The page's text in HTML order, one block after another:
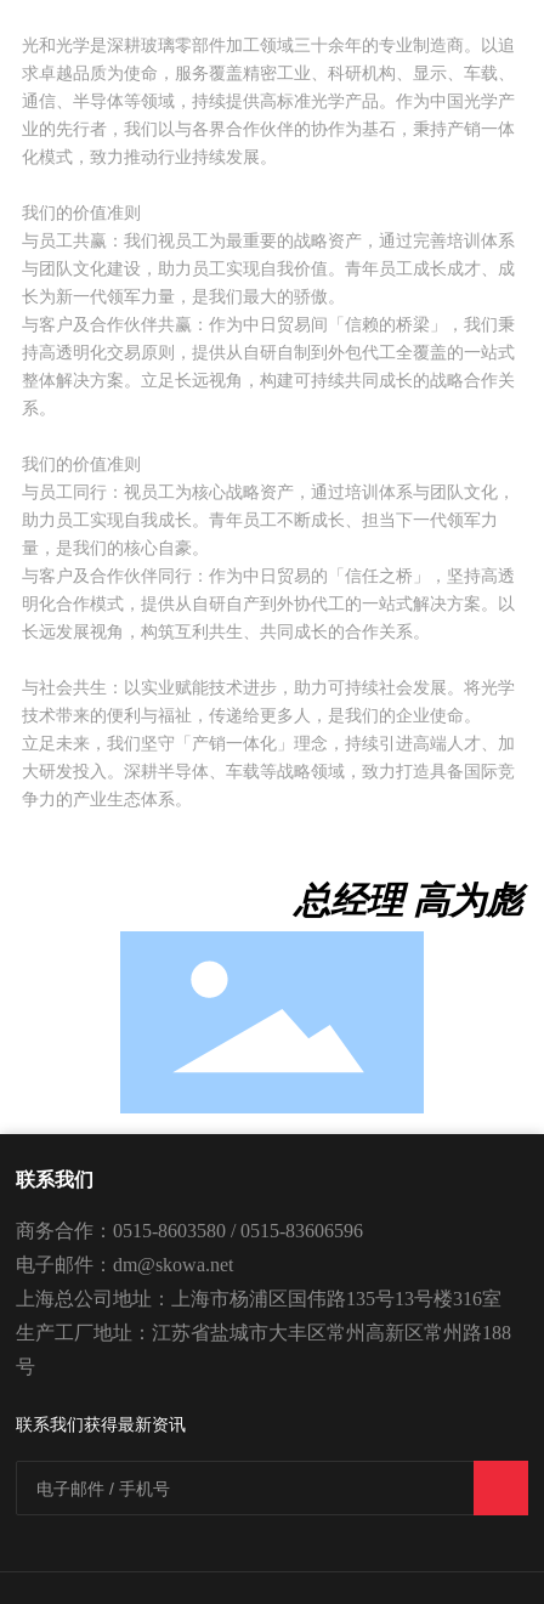
光和光学是深耕玻璃零部件加工领域三十余年的专业制造商。以追
求卓越品质为使命，服务覆盖精密工业、科研机构、显示、车载、
通信、半导体等领域，持续提供高标准光学产品。作为中国光学产
业的先行者，我们以与各界合作伙伴的协作为基石，秉持产销一体
化模式，致力推动行业持续发展。
我们的价值准则
与员工共赢：我们视员工为最重要的战略资产，通过完善培训体系
与团队文化建设，助力员工实现自我价值。青年员工成长成才、成
长为新一代领军力量，是我们最大的骄傲。
与客户及合作伙伴共赢：作为中日贸易间「信赖的桥梁」，我们秉
持高透明化交易原则，提供从自研自制到外包代工全覆盖的一站式
整体解决方案。立足长远视角，构建可持续共同成长的战略合作关
系。
我们的价值准则
与员工同行：视员工为核心战略资产，通过培训体系与团队文化，
助力员工实现自我成长。青年员工不断成长、担当下一代领军力
量，是我们的核心自豪。
与客户及合作伙伴同行：作为中日贸易的「信任之桥」，坚持高透
明化合作模式，提供从自研自产到外协代工的一站式解决方案。以
长远发展视角，构筑互利共生、共同成长的合作关系。
与社会共生：以实业赋能技术进步，助力可持续社会发展。将光学
技术带来的便利与福祉，传递给更多人，是我们的企业使命。
立足未来，我们坚守「产销一体化」理念，持续引进高端人才、加
大研发投入。深耕半导体、车载等战略领域，致力打造具备国际竞
争力的产业生态体系。
总经理 高为彪
联系我们
商务合作：0515-8603580 /0515-83606596
电子邮件：dm@skowa.net
上海总公司地址：上海市杨浦区国伟路135号13号楼316室
生产工厂地址：江苏省盐城市大丰区常州高新区常州路188
号
联系我们获得最新资讯